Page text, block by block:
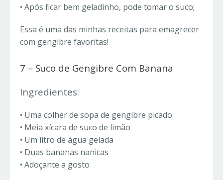
• Após ficar bem geladinho, pode tomar o suco;
Essa é uma das minhas receitas para emagrecer
com gengibre favoritas!
7 – Suco de Gengibre Com Banana
Ingredientes:
• Uma colher de sopa de gengibre picado
• Meia xícara de suco de limão
• Um litro de água gelada
• Duas bananas nanicas
• Adoçante a gosto